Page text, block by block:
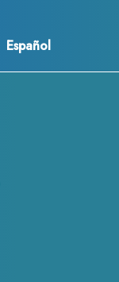
Español